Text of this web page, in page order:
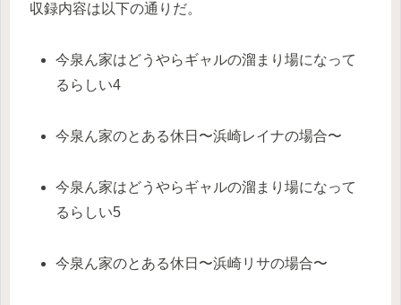
収録内容は以下の通りだ。
今泉ん家はどうやらギャルの溜まり場になって
るらしい4
今泉ん家のとある休日〜浜崎レイナの場合〜
今泉ん家はどうやらギャルの溜まり場になって
るらしい5
今泉ん家のとある休日〜浜崎リサの場合〜